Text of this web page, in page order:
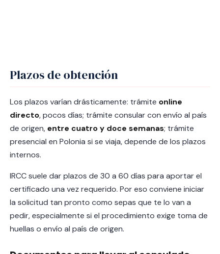
Plazos de obtención
Los plazos varían drásticamente: trámite online
directo, pocos días; trámite consular con envío al país
de origen, entre cuatro y doce semanas; trámite
presencial en Polonia si se viaja, depende de los plazos
internos.
IRCC suele dar plazos de 30 a 60 días para aportar el
certificado una vez requerido. Por eso conviene iniciar
la solicitud tan pronto como sepas que te lo van a
pedir, especialmente si el procedimiento exige toma de
huellas o envío al país de origen.